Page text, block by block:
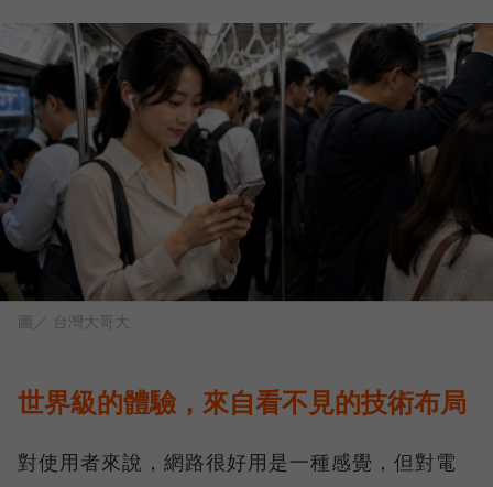
圖／ 台灣大哥大
世界級的體驗，來自看不見的技術布局
對使用者來說，網路很好用是一種感覺，但對電